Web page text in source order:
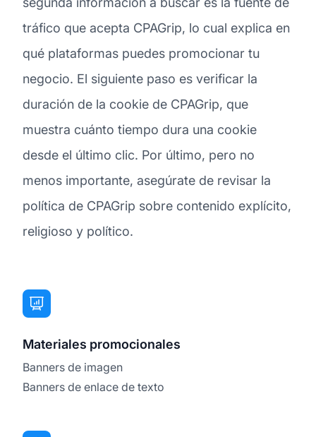
tráfico que acepta CPAGrip, lo cual explica en
qué plataformas puedes promocionar tu
negocio. El siguiente paso es verificar la
duración de la cookie de CPAGrip, que
muestra cuánto tiempo dura una cookie
desde el último clic. Por último, pero no
menos importante, asegúrate de revisar la
política de CPAGrip sobre contenido explícito,
religioso y político.
Materiales promocionales
Banners de imagen
Banners de enlace de texto